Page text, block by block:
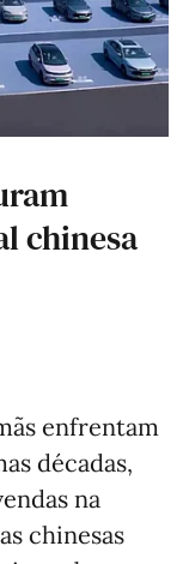
chinesa
enfrentam
décadas,
na
chinesas